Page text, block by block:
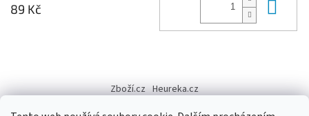
89 Kč
p
Zboží.cz Heureka.cz